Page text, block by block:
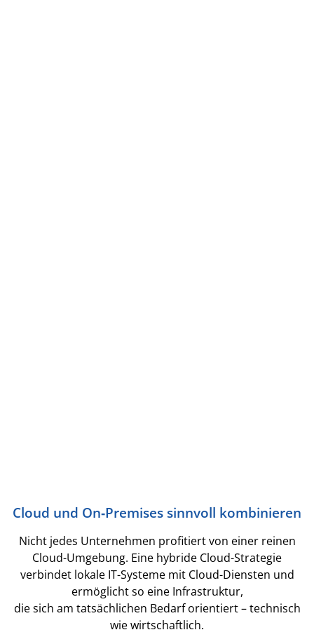
Cloud und On‑Premises sinnvoll kombinieren
Nicht jedes Unternehmen profitiert von einer reinen
Cloud-Umgebung. Eine hybride Cloud-Strategie
verbindet lokale IT-Systeme mit Cloud-Diensten und
ermöglicht so eine Infrastruktur,
die sich am tatsächlichen Bedarf orientiert – technisch
wie wirtschaftlich.